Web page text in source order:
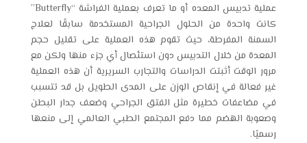
عملية تدبيس المعده أو ما تعرف بعملية الفراشة “Butterfly”
كانت واحدة من الحلول الجراحية المستخدمة سابقًا لعلاج
السمنة المفرطة، حيث تقوم هذه العملية على تقليل حجم
المعدة من خلال التدبيس دون استئصال أي جزء منها ولكن مع
مرور الوقت أثبتت الدراسات والتجارب السريرية أن هذه العملية
غير فعالة في إنقاص الوزن على المدى الطويل بل قد تتسبب
في مضاعفات خطيرة مثل الفتق الجراحي وضعف جدار البطن
وصعوبة الهضم مما دفع المجتمع الطبي العالمي إلى منعها
رسميًا.